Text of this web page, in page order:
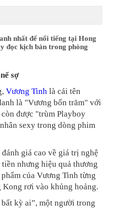
nhất để nổi tiếng tại Hong
đọc kịch bản trong phòng
sợ
Vương Tinh là cái tên
là "Vương bốn trăm" với
còn được "trùm Playboy
sexy trong dòng phim
giá cao về giá trị nghệ
nhưng hiệu quả thương
của Vương Tinh từng
rơi vào khủng hoảng.
kỳ ai”, một người trong